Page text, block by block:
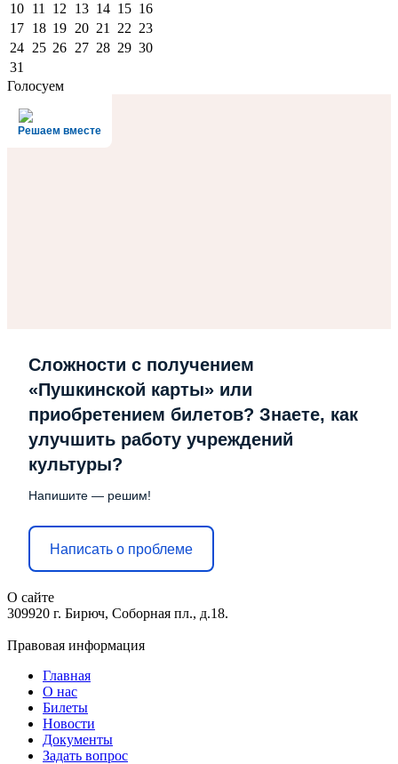
10 11 12 13 14 15 16
17 18 19 20 21 22 23
24 25 26 27 28 29 30
31
Голосуем
Решаем вместе
Сложности с получением
«Пушкинской карты» или
приобретением билетов? Знаете, как
улучшить работу учреждений
культуры?
Напишите — решим!
Написать о проблеме
О сайте
309920 г. Бирюч, Соборная пл., д.18.
Правовая информация
Главная
О нас
Билеты
Новости
Документы
Задать вопрос